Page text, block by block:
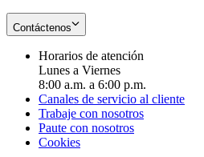
Contáctenos
Horarios de atención
Lunes a Viernes
8:00 a.m. a 6:00 p.m.
Canales de servicio al cliente
Trabaje con nosotros
Paute con nosotros
Cookies